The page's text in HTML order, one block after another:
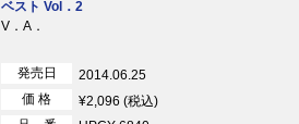
ベスト Vol．2
V．A．
発売日
2014.06.25
価 格
¥2,096 (税込)